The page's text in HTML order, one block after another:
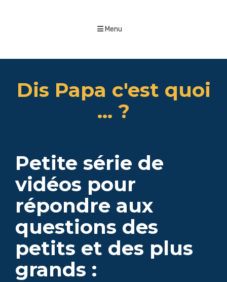
Menu
Dis Papa c'est quoi
... ?
Petite série de
vidéos pour
répondre aux
questions des
petits et des plus
grands :